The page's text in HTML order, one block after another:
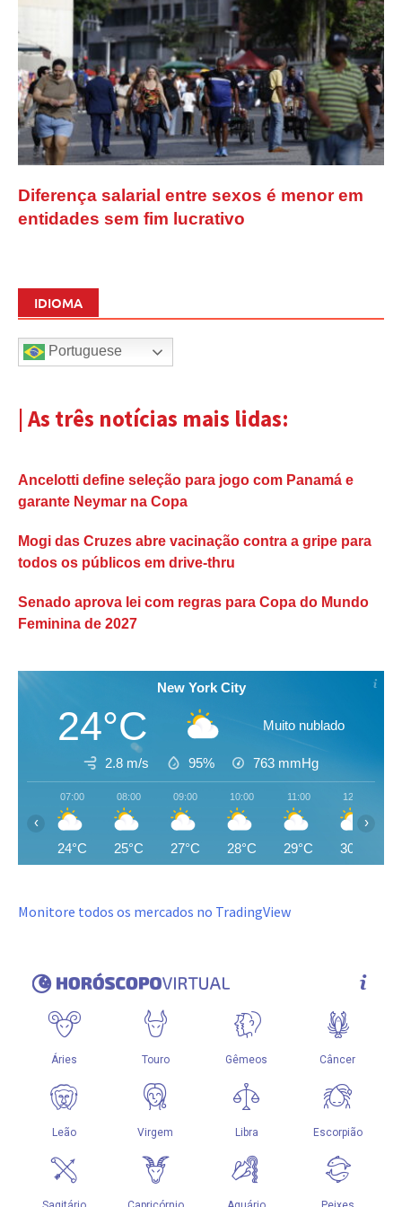
Diferença salarial entre sexos é menor em
entidades sem fim lucrativo
IDIOMA
Portuguese
| As três notícias mais lidas:
Ancelotti define seleção para jogo com Panamá e
garante Neymar na Copa
Mogi das Cruzes abre vacinação contra a gripe para
todos os públicos em drive-thru
Senado aprova lei com regras para Copa do Mundo
Feminina de 2027
New York City
24°C Muito nublado
2.8 m/s 95% 763 mmHg
07:00
24°C
08:00
25°C
09:00
27°C
10:00
28°C
11:00
29°C
12:00
30°C
‹ ›
Monitore todos os mercados no TradingView